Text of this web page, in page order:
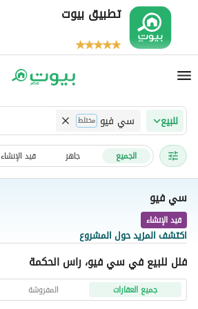
تطبيق بيوت
للبيع سي فيو مختلط
الجميع جاهز قيد الإنشاء
سي فيو
قيد الإنشاء
اكتشف المزيد حول المشروع
فلل للبيع في سي فيو، راس الحكمة
جميع العقارات المفروشة